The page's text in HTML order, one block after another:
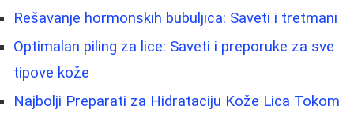
Rešavanje hormonskih bubuljica: Saveti i tretmani
Optimalan piling za lice: Saveti i preporuke za sve
tipove kože
Najbolji Preparati za Hidrataciju Kože Lica Tokom